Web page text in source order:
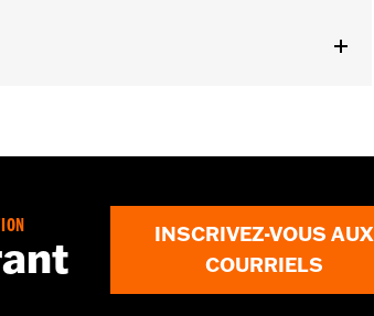
INSCRIVEZ-VOUS AUX
COURRIELS